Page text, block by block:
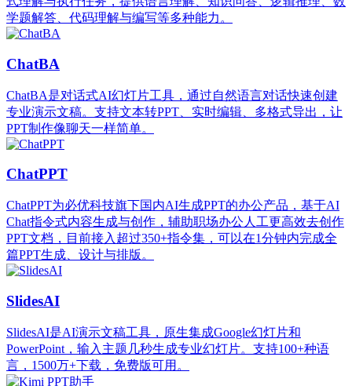
学题解答、代码理解与编写等多种能力。
ChatBA
ChatBA是对话式AI幻灯片工具，通过自然语言对话快速创建
专业演示文稿。支持文本转PPT、实时编辑、多格式导出，让
PPT制作像聊天一样简单。
ChatPPT
ChatPPT为必优科技旗下国内AI生成PPT的办公产品，基于AI
Chat指令式内容生成与创作，辅助职场办公人工更高效去创作
PPT文档，目前接入超过350+指令集，可以在1分钟内完成全
篇PPT生成、设计与排版。
SlidesAI
SlidesAI是AI演示文稿工具，原生集成Google幻灯片和
PowerPoint，输入主题几秒生成专业幻灯片。支持100+种语
言，1500万+下载，免费版可用。